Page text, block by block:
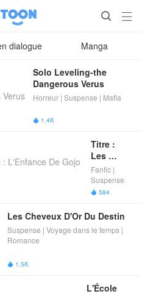
 
dialogue Manga
Solo Leveling-the
Dangerous Verus
Horreur | Suspense | Mafia
 1.4K
Titre :
Les
Éclats De
Lumière :
L'Enfance
Satoru
Fanfic |
Suspense
 584
Les Cheveux D'Or Du Destin
Suspense | Voyage dans le temps |
Romance
 1.5K
L'École